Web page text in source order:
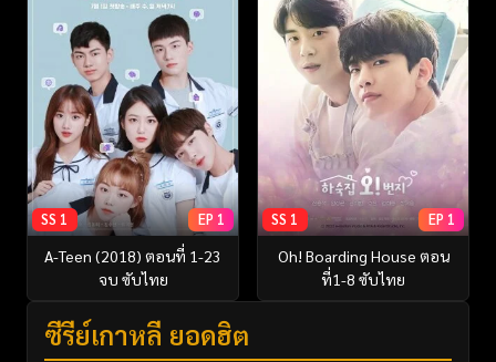
SS 1 EP 1
A-Teen (2018) ตอนที่ 1-23
จบ ซับไทย
SS 1 EP 1
Oh! Boarding House ตอน
ที่1-8 ซับไทย
ซีรี่ย์เกาหลี ยอดฮิต